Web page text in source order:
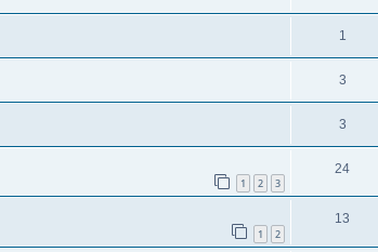
1
3
3
1 2 3
24
1 2
13